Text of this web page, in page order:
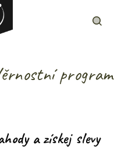
program
a získej slevy